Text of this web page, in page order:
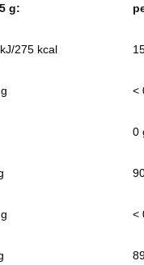
g:
275 kcal
<
0
<